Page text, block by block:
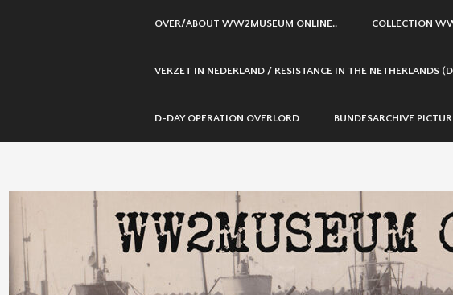
OVER/ABOUT WW2MUSEUM ONLINE.. COLLECTION
VERZET IN NEDERLAND / RESISTANCE IN THE NETHERLANDS
D-DAY OPERATION OVERLORD BUNDESARCHIVE